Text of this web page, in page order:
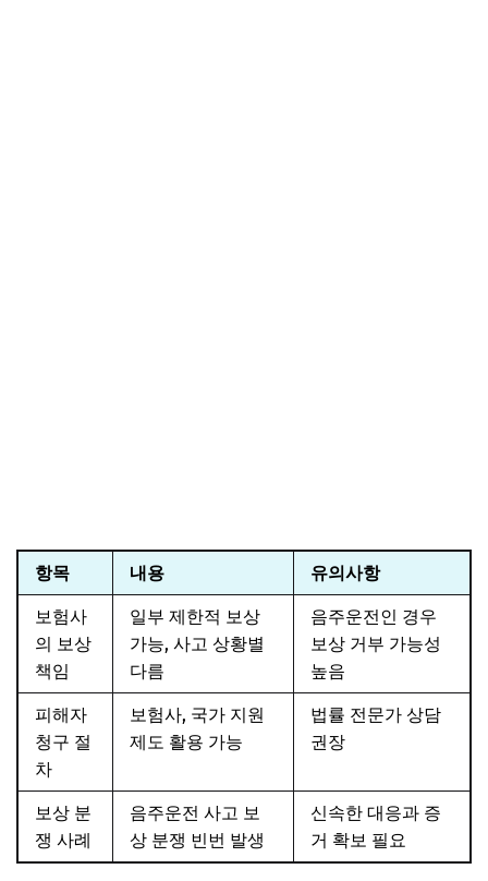
항목 내용 유의사항
보험사
의 보상
책임
일부 제한적 보상
가능, 사고 상황별
다름
음주운전인 경우
보상 거부 가능성
높음
피해자
청구 절
차
보험사, 국가 지원
제도 활용 가능
법률 전문가 상담
권장
보상 분
쟁 사례
음주운전 사고 보
상 분쟁 빈번 발생
신속한 대응과 증
거 확보 필요